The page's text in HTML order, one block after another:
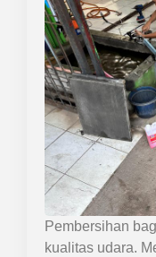
Pembersihan
kualitas udara.